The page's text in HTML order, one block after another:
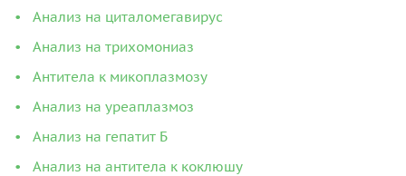
Анализ на циталомегавирус
Анализ на трихомониаз
Антитела к микоплазмозу
Анализ на уреаплазмоз
Анализ на гепатит Б
Анализ на антитела к коклюшу